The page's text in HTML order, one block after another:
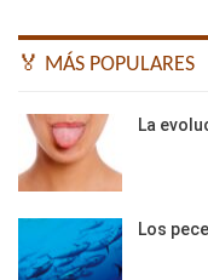
🏅 MÁS POPULARES
La
Los